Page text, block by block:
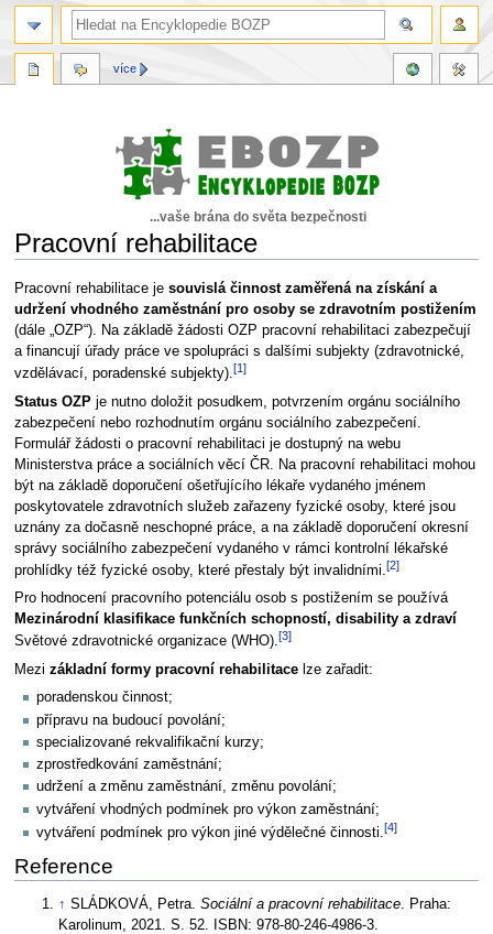
...vaše brána do světa bezpečnosti
Pracovní rehabilitace
Skočit
na
navigaci
Skočit
na
vyhledávání
Pracovní rehabilitace je souvislá činnost zaměřená na získání a
udržení vhodného zaměstnání pro osoby se zdravotním postižením
(dále „OZP“). Na základě žádosti OZP pracovní rehabilitaci zabezpečují
a financují úřady práce ve spolupráci s dalšími subjekty (zdravotnické,
vzdělávací, poradenské subjekty).[1]
Status OZPje nutno doložit posudkem, potvrzením orgánu sociálního
zabezpečení nebo rozhodnutím orgánu sociálního zabezpečení.
Formulář žádosti o pracovní rehabilitaci je dostupný na webu
Ministerstva práce a sociálních věcí ČR. Na pracovní rehabilitaci mohou
být na základě doporučení ošetřujícího lékaře vydaného jménem
poskytovatele zdravotních služeb zařazeny fyzické osoby, které jsou
uznány za dočasně neschopné práce, a na základě doporučení okresní
správy sociálního zabezpečení vydaného v rámci kontrolní lékařské
prohlídky též fyzické osoby, které přestaly být invalidními.[2]
Pro hodnocení pracovního potenciálu osob s postižením se používá
Mezinárodní klasifikace funkčních schopností, disability a zdraví
Světové zdravotnické organizace (WHO).[3]
Mezi základní formy pracovní rehabilitacelze zařadit:
poradenskou činnost;
přípravu na budoucí povolání;
specializované rekvalifikační kurzy;
zprostředkování zaměstnání;
udržení a změnu zaměstnání, změnu povolání;
vytváření vhodných podmínek pro výkon zaměstnání;
vytváření podmínek pro výkon jiné výdělečné činnosti.[4]
Reference
↑ SLÁDKOVÁ, Petra.Sociální a pracovní rehabilitace . Praha:
Karolinum, 2021. S. 52. ISBN: 978-80-246-4986-3.
více